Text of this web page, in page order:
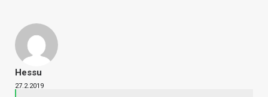
Hessu
27.2.2019